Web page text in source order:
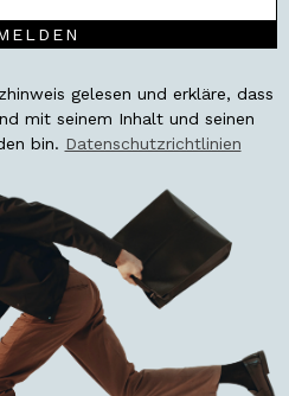
gelesen und erkläre, dass
mit seinem Inhalt und seinen
bin. Datenschutzrichtlinien